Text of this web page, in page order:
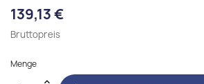
139,13 €
Bruttopreis
Menge